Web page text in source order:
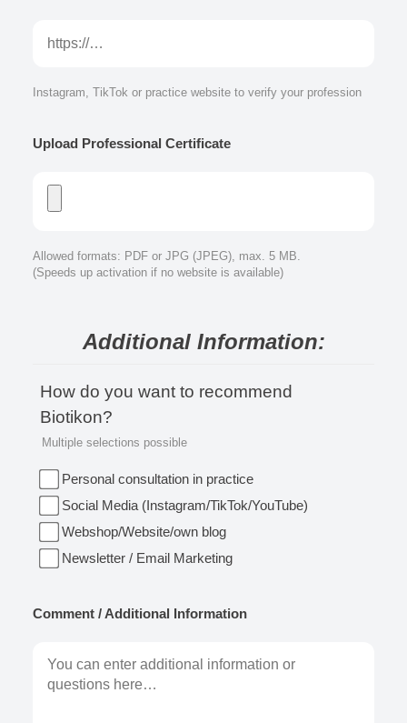
Instagram, TikTok or practice website to verify your profession
Upload Professional Certificate
Allowed formats: PDF or JPG (JPEG), max. 5 MB.
(Speeds up activation if no website is available)
Additional Information:
How do you want to recommend
Biotikon?
Multiple selections possible
Personal consultation in practice
Social Media (Instagram/TikTok/YouTube)
Webshop/Website/own blog
Newsletter / Email Marketing
Comment / Additional Information